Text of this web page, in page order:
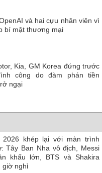
và hai cựu nhân viên vì
bí mật thương mại
Kia, GM Korea đứng trước
công do đàm phán tiền
ngại
2026 khép lại với màn trình
Tây Ban Nha vô địch, Messi
khấu lớn, BTS và Shakira
giờ nghỉ